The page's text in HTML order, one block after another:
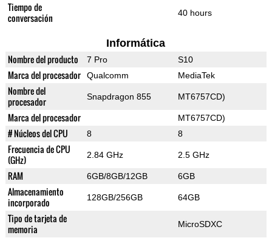
Tiempo de
conversación
40 hours
Informática
Nombre del producto 7 Pro S10
Marca del procesador Qualcomm MediaTek
Nombre del
procesador
Snapdragon 855 MT6757CD)
Marca del procesador MT6757CD)
# Núcleos del CPU 8 8
Frecuencia de CPU
(GHz)
2.84 GHz 2.5 GHz
RAM 6GB/8GB/12GB 6GB
Almacenamiento
incorporado
128GB/256GB 64GB
Tipo de tarjeta de
memoria
MicroSDXC